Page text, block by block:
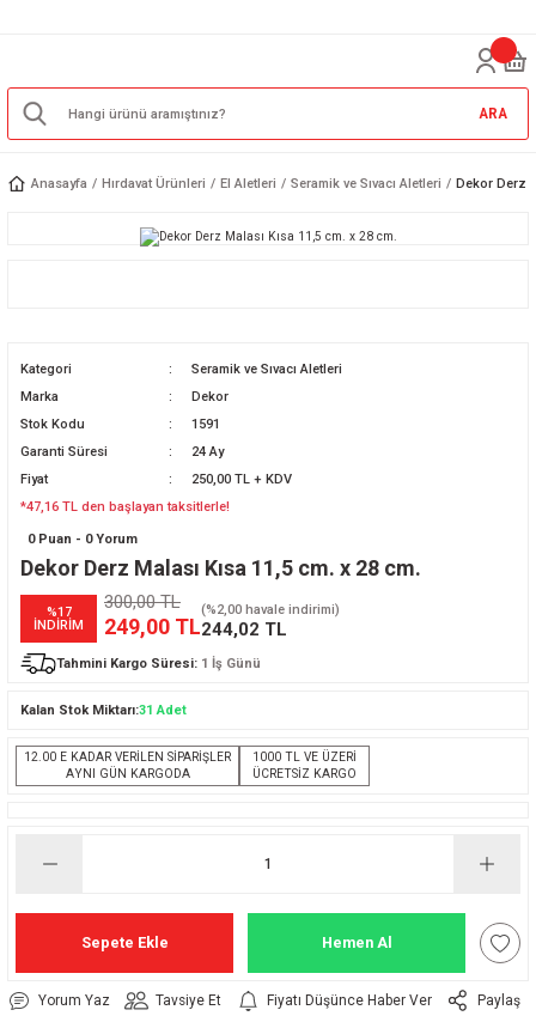
ARA
Anasayfa Hırdavat Ürünleri El Aletleri Seramik ve Sıvacı Aletleri Dekor Derz
Kategori
Seramik ve Sıvacı Aletleri
Marka
Dekor
Stok Kodu
1591
Garanti Süresi
24 Ay
Fiyat
250,00 TL + KDV
*47,16 TL den başlayan taksitlerle!
0 Puan - 0 Yorum
Dekor Derz Malası Kısa 11,5 cm. x 28 cm.
%17
İNDİRİM
300,00 TL
249,00 TL
(%2,00 havale indirimi)
244,02 TL
Tahmini Kargo Süresi: 1 İş Günü
Kalan Stok Miktarı:31 Adet
12.00 E KADAR VERİLEN SİPARİŞLER
AYNI GÜN KARGODA
1000 TL VE ÜZERİ
ÜCRETSİZ KARGO
Sepete Ekle Hemen Al
Yorum Yaz Tavsiye Et Fiyatı Düşünce Haber Ver Paylaş